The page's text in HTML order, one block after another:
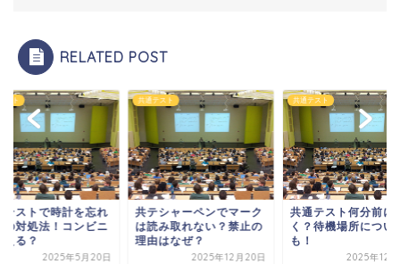
RELATED POST
スト
シャーペンでマーク
み取れない？禁止の
なぜ？
2025年12月20日
共通テスト
共通テスト何分前に行
く？待機場所について
も！
2025年12月20日
共通テスト
共通テストで時計を
た時の対処法！コン
で買える？
2025年5